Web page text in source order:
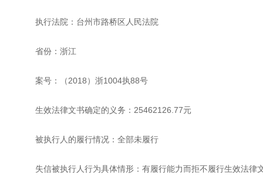
执行法院：台州市路桥区人民法院
省份：浙江
案号：（2018）浙1004执88号
生效法律文书确定的义务：25462126.77元
被执行人的履行情况：全部未履行
失信被执行人行为具体情形：有履行能力而拒不履行生效法律